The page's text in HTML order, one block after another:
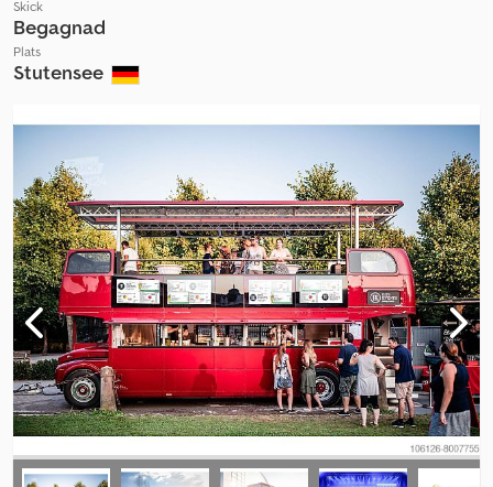
Skick
Begagnad
Plats
Stutensee